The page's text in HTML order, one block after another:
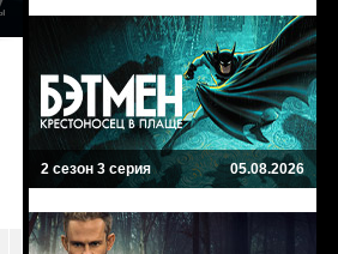
2 сезон 3 серия 05.08.2026